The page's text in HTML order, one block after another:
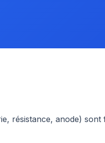
résistance, anode)